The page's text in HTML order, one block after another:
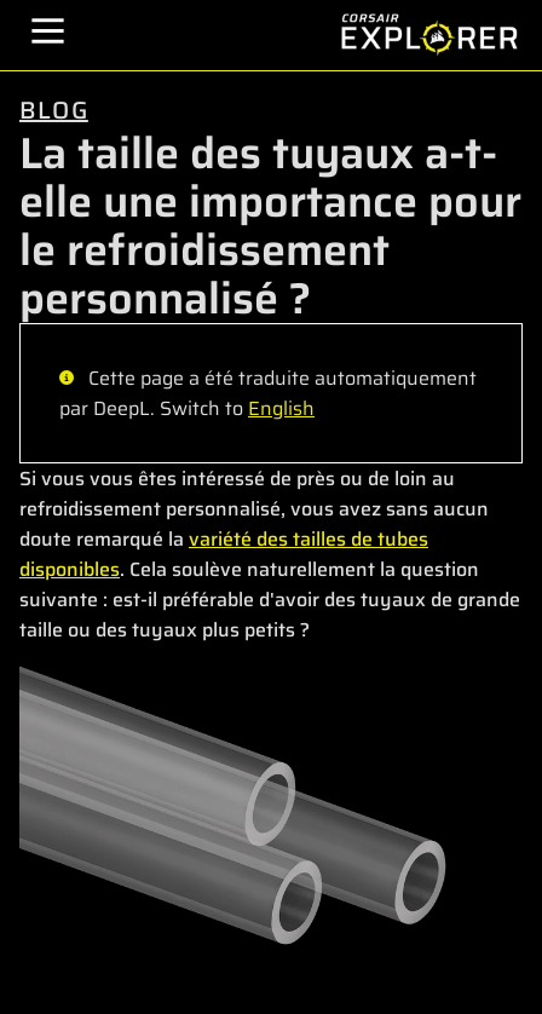
BLOG
La taille des tuyaux a-t-
elle une importance pour
le refroidissement
personnalisé ?
Cette page a été traduite automatiquement
par DeepL. Switch toEnglish
Si vous vous êtes intéressé de près ou de loin au
refroidissement personnalisé, vous avez sans aucun
doute remarqué la variété des tailles de tubes
disponibles. Cela soulève naturellement la question
suivante : est-il préférable d'avoir des tuyaux de grande
taille ou des tuyaux plus petits ?